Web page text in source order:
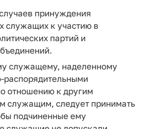
принуждения
служащих к участию в
партий и
служащему, наделенному
распорядительными
отношению к другим
служащим, следует принимать
подчиненные ему